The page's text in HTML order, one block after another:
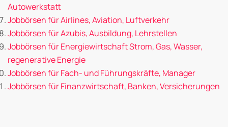
Autowerkstatt
Jobbörsen für Airlines, Aviation, Luftverkehr
Jobbörsen für Azubis, Ausbildung, Lehrstellen
Jobbörsen für Energiewirtschaft Strom, Gas, Wasser,
regenerative Energie
Jobbörsen für Fach- und Führungskräfte, Manager
Jobbörsen für Finanzwirtschaft, Banken, Versicherungen